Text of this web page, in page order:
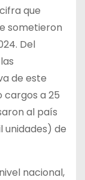
que
sometieron
Del
de este
cargos a 25
al país
unidades) de
nacional,